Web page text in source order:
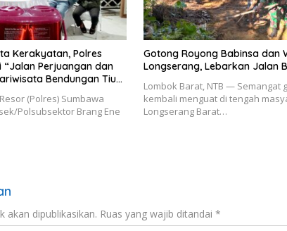
Kerakyatan, Polres
Perjuangan dan
Bendungan Tiu
(Polres) Sumbawa
Polsubsektor Brang Ene
Gotong Royong Babinsa dan
Longserang, Lebarkan Jalan
Lombok Barat, NTB — Semangat
kembali menguat di tengah
Longserang Barat…
akan dipublikasikan. Ruas yang wajib ditandai *